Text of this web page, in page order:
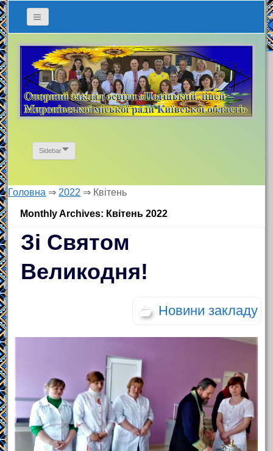
Sidebar
Головна ⇒ 2022 ⇒ Квітень
Monthly Archives: Квітень 2022
Зі Святом
Великодня!
Новини закладу